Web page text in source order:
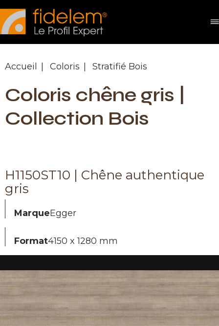
Panneau de gestion des cookies
Accueil Coloris Stratifié Bois
Coloris chêne gris |
Collection Bois
H1150ST10 | Chêne authentique
gris
MarqueEgger
Format4150 x 1280 mm